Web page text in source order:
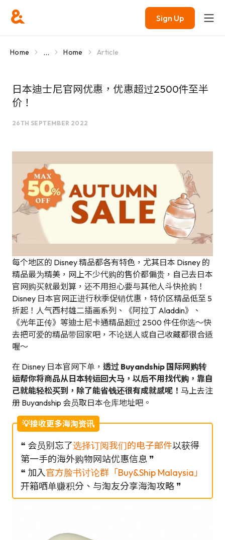
Sign Up
Home ... Home Article
日本迪士尼官网优惠，优惠超过2500件至半
价！
26TH SEPTEMBER 2022
每个地区的 Disney 精品都各有特色，尤其日本 Disney 的
精品最为精美，网上不少代购的售价都偏贵，自己去日本
官网购买就最划算，还不用担心要与其他人斗快抢购！
Disney 日本官网正进行秋季促销优惠，特价区精品低至 5
折起！人气西村雄二插画系列、《阿拉丁 Aladdin》、
《光年正传》等迪士尼卡通精品超过 2500 件任你选～快
去把可爱的精品带回家吧，不论送人或自己收藏都很合适
喔～
在 Disney 日本官网下单， 透过 Buyandship 国际网购转
运帮你将商品从日本转运回大马，以后不用找代购，靠自
己就能轻松买到，除了能省钱还很有成就感呢！ 马上去注
册 Buyandship 会员取日本仓库地址吧。
💡接收更多海淘资讯
❝ 会员别忘了选择订阅我们的电子邮件以获得
第一手的海外购物网站优惠信息 ❞
❝ 加入官方脸书讨论群「Buy&Ship Malaysia」
开箱哂单赚积分、与淘友分享海淘攻略 ❞